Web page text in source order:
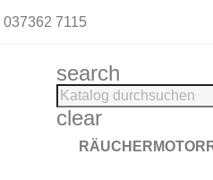
037362 7115
search
clear